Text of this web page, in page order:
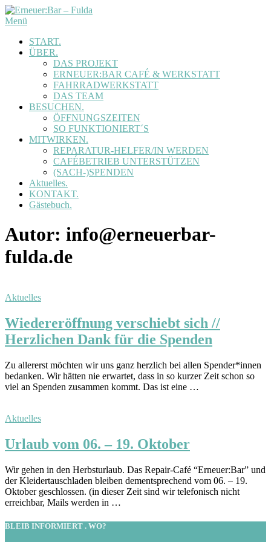
Zum
Inhalt
Menü
START.
ÜBER.
DAS PROJEKT
ERNEUER:BAR CAFÉ & WERKSTATT
FAHRRADWERKSTATT
DAS TEAM
BESUCHEN.
ÖFFNUNGSZEITEN
SO FUNKTIONIERT´S
MITWIRKEN.
REPARATUR-HELFER/IN WERDEN
CAFÉBETRIEB UNTERSTÜTZEN
(SACH-)SPENDEN
Aktuelles.
KONTAKT.
Gästebuch.
Autor: info@erneuerbar-
fulda.de
Aktuelles
Wiedereröffnung verschiebt sich //
Herzlichen Dank für die Spenden
Zu allererst möchten wir uns ganz herzlich bei allen Spender*innen
bedanken. Wir hätten nie erwartet, dass in so kurzer Zeit schon so
viel an Spenden zusammen kommt. Das ist eine …
Aktuelles
Urlaub vom 06. – 19. Oktober
Wir gehen in den Herbsturlaub. Das Repair-Café “Erneuer:Bar” und
der Kleidertauschladen bleiben dementsprechend vom 06. – 19.
Oktober geschlossen. (in dieser Zeit sind wir telefonisch nicht
erreichbar, Mails werden in …
BLEIB INFORMIERT . WO?